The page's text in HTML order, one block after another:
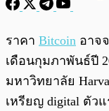
ราคา Bitcoin อาจ
เดือนกุมภาพันธ์ปี
มหาวิทยาลัย
เหรียญ digital ตัว